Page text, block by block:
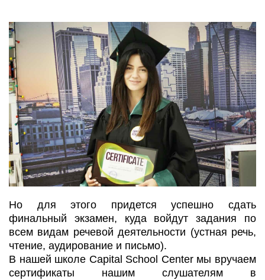
Но для этого придется успешно сдать
финальный экзамен, куда войдут задания по
всем видам речевой деятельности (устная речь,
чтение, аудирование и письмо).
В нашей школе Capital School Center мы вручаем
сертификаты нашим слушателям в